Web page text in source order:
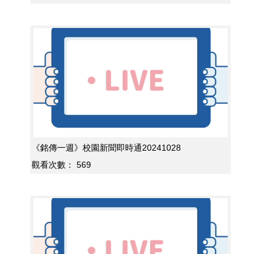
《銘傳一週》校園新聞即時通20241028
觀看次數：
569